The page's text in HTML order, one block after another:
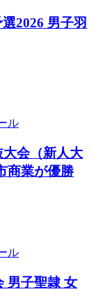
2026 男子羽
ル
会（新人大
商業が優勝
ル
男子聖隷 女